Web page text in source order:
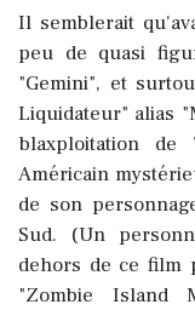
Il semblerait
peu de quasi
"Gemini", et
Liquidateur" alias
blaxploitation
Américain
de son
Sud. (Un
dehors de ce film
"Zombie Island